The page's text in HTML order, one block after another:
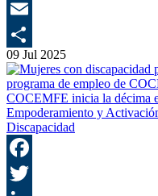
09 Jul 2025
COCEMFE inicia la décima
Empoderamiento y
Discapacidad